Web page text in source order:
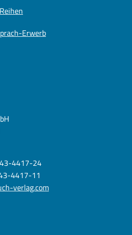
Erwerb
4417-24
4417-11
verlag.com